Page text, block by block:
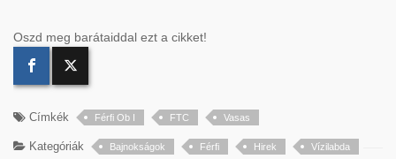
Oszd meg barátaiddal ezt a cikket!
Címkék Férfi Ob I FTC Vasas
Kategóriák Bajnokságok Férfi Hirek Vízilabda